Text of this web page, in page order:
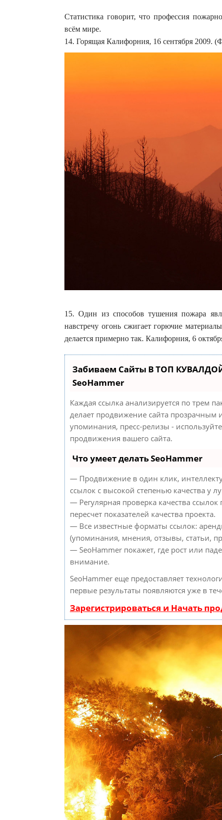
Статистика говорит, что профессия
всём мире.
14. Горящая Калифорния, 16 сентября 2009.
15. Один из способов тушения пожара
навстречу огонь сжигает горючие
делается примерно так. Калифорния, 6
Забиваем Сайты В ТОП
SeoHammer
Каждая ссылка анализируется по трем
делает продвижение сайта прозрачным
упоминания, пресс-релизы -
продвижения вашего сайта.
Что умеет делать SeoHammer
— Продвижение в один клик,
ссылок с высокой степенью качества у
— Регулярная проверка качества
пересчет показателей качества проекта.
— Все известные форматы ссылок:
(упоминания, мнения, отзывы, статьи,
— SeoHammer покажет, где рост или
внимание.
SeoHammer еще предоставляет
первые результаты появляются уже в
Зарегистрироваться и Начать